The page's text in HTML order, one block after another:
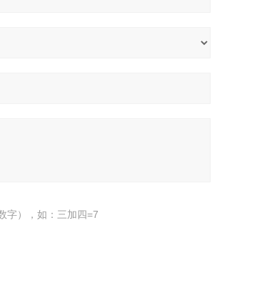
字），如：三加四=7